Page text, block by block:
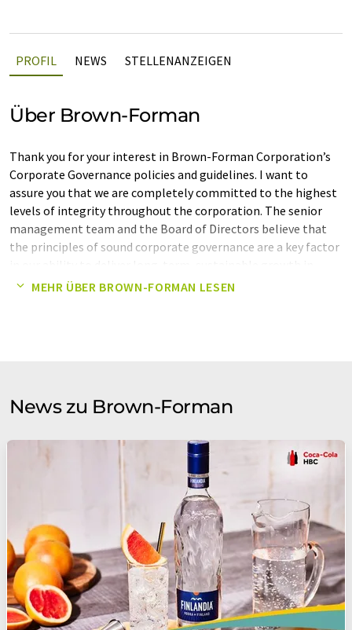
PROFIL NEWS STELLENANZEIGEN
Über Brown-Forman
Thank you for your interest in Brown-Forman Corporation’s
Corporate Governance policies and guidelines. I want to
assure you that we are completely committed to the highest
levels of integrity throughout the corporation. The senior
management team and the Board of Directors believe that
the principles of sound corporate governance are a key factor
shareholder value.
MEHR ÜBER BROWN-FORMAN LESEN
News zu Brown-Forman